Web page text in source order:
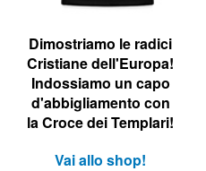
Dimostriamo le radici
Cristiane dell'Europa!
Indossiamo un capo
d'abbigliamento con
la Croce dei Templari!
Vai allo shop!